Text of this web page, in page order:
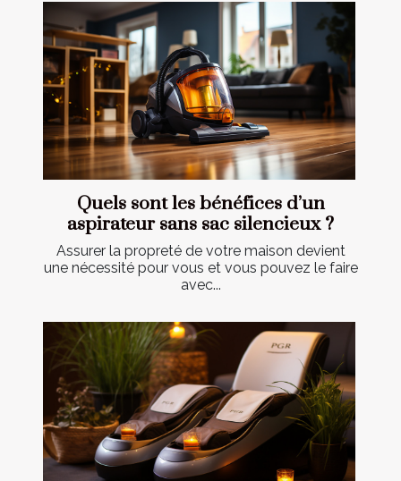
Quels sont les bénéfices d’un
aspirateur sans sac silencieux ?
Assurer la propreté de votre maison devient
une nécessité pour vous et vous pouvez le faire
avec...